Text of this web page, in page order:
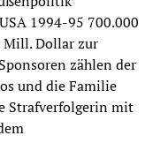
1994-95 700.000
Mill. Dollar zur
zählen der
und die Familie
Strafverfolgerin mit